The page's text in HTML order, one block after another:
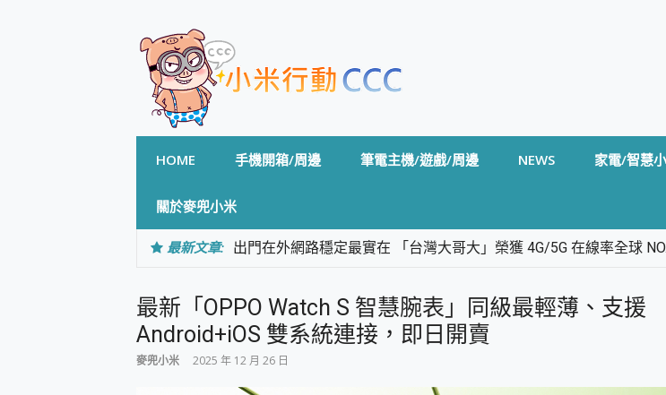
HOME 手機開箱/周邊 筆電主機/遊戲/周邊 NEWS 家電/智慧
關於麥兜小米
最新文章: 出門在外網路穩定最實在 「台灣大哥大」榮獲 4G/5G 在線率全球
專為 PC上的 XBOX和掌機設計的 FireCuda X1070 SSD 固態硬碟開箱
台灣製攝影機在這裡，100%全無線設計 SpotCam Solo Eco 太陽能
測
電力超超超持久 MSI 微星 Prestige 14 AI+ D3MG-031TW 14吋 開箱
超懂拍、耐用 AI 街拍機~ realme 16 Pro 開箱評價~ 2 億畫素
最新「OPPO Watch S 智慧腕表」同級最輕薄、支援
Android+iOS 雙系統連接，即日開賣
麥兜小米 2025 年 12 月 26 日